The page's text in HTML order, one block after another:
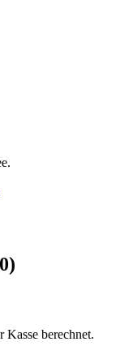
Kasse berechnet.